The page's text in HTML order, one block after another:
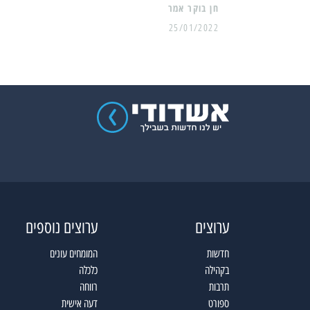
25/01/2022
ערוצים
חדשות
בקהילה
תרבות
ספורט
ערוצים נוספים
המומחים עונים
כלכלה
רווחה
דעה אישית